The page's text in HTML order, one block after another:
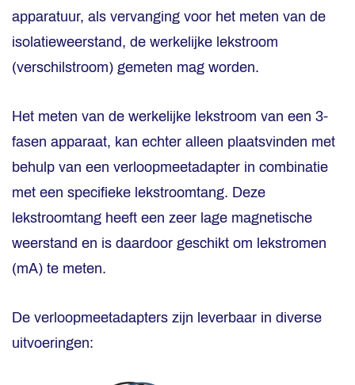
apparatuur, als vervanging voor het meten van de
isolatieweerstand, de werkelijke lekstroom
(verschilstroom) gemeten mag worden.
Het meten van de werkelijke lekstroom van een 3-
fasen apparaat, kan echter alleen plaatsvinden met
behulp van een verloopmeetadapter in combinatie
met een specifieke lekstroomtang. Deze
lekstroomtang heeft een zeer lage magnetische
weerstand en is daardoor geschikt om lekstromen
(mA) te meten.
De verloopmeetadapters zijn leverbaar in diverse
uitvoeringen: